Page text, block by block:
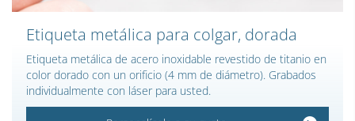
Etiqueta metálica para colgar, dorada
Etiqueta metálica de acero inoxidable revestido de titanio en
color dorado con un orificio (4 mm de diámetro). Grabados
individualmente con láser para usted.